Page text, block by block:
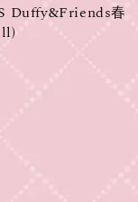
Duffy&Friends春